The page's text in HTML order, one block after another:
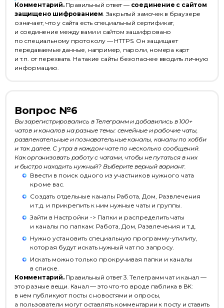
Комментарий.Правильный ответ — соединение с сайтом
защищено шифрованием . Закрытый замочек в браузере
означает, что у сайта есть специальный сертификат,
и соединение между вами и сайтом зашифровано
по специальному протоколу — HTTPS. Он защищает
передаваемые данные, например, пароли, номера карт
и т.п. от перехвата. На такие сайты безопаснее вводить личную
информацию.
Вопрос №6
Вы зарегистрировались в Телеграмм и добавились в 100+
чатов и каналов на разные темы: семейные и рабочие чаты,
развлекательные и познавательные каналы, каналы по хобби
и так далее. С утра в каждом чате по несколько сообщений.
Как организовать работу с чатами, чтобы не путаться в них
и быстро находить нужный? Выберите верный вариант.
Ввести в поиск одного из участников нужного чата
кроме вас.
Создать отдельные каналы Работа, Дом, Развлечения
и т.д. и прикрепить к ним нужные чаты и группы.
Зайти в Настройки -> Папки и распределить чаты
и каналы по папкам: Работа, Дом, Развлечения и т.д.
Нужно установить специальную программу-утилиту,
которая будут искать нужный чат по запросу.
Искать можно только прокручивая папки и каналы
в списке.
Комментарий.Правильный ответ 3. Телеграмм чат и канал —
это разные вещи. Канал — это что-то вроде паблика в ВК:
в нем публикуют посты с новостями и опросы,
а пользователи могут оставлять комментарии к посту и ставить